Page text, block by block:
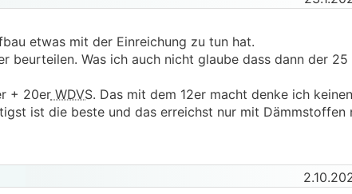
etwas mit der Einreichung zu tun hat.
beurteilen. Was ich auch nicht glaube dass dann der 25
+ 20erWDVS. Das mit dem 12er macht denke ich
ist die beste und das erreichst nur mit Dämmstoffen